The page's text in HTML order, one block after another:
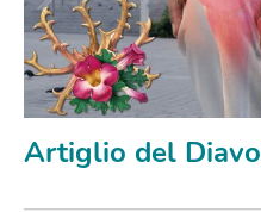
Artiglio del